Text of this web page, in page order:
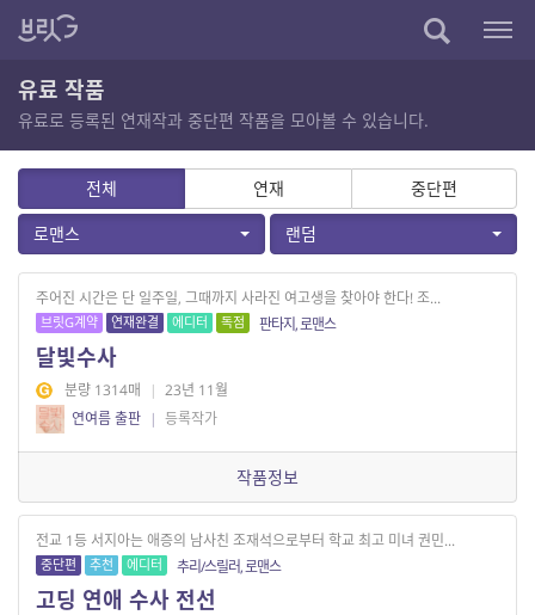
유료 작품
유료로 등록된 연재작과 중단편 작품을 모아볼 수 있습니다.
전체 연재
중단편
로맨스
랜덤
주어진 시간은 단 일주일, 그때까지 사라진 여고생을 찾아야 한다! 조...
브릿G계약 연재완결 에디터 독점 판타지, 로맨스
달빛수사
분량 1314매 | 23년 11월
연여름 출판 | 등록작가
작품정보
전교 1등 서지아는 애증의 남사친 조재석으로부터 학교 최고 미녀 권민...
중단편 추천 에디터 추리/스릴러, 로맨스
고딩 연애 수사 전선